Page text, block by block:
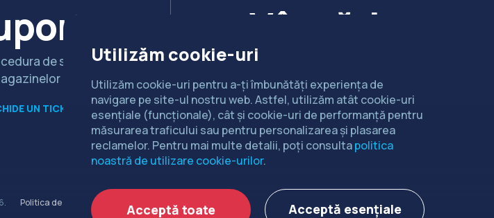
de suport tehnic
Extended
UN TICKET
Vânzări
Dorești să intri în contact cu
departamentul de relații comerciale?
CONTACTEAZĂ-NE
Politica de cookie-uri Politica de confidențialitate
Utilizăm cookie-uri
Utilizăm cookie-uri pentru a-ți îmbunătăți experiența de
navigare pe site-ul nostru web. Astfel, utilizăm atât cookie-uri
esențiale (funcționale), cât și cookie-uri de performanță pentru
măsurarea traficului sau pentru personalizarea și plasarea
reclamelor. Pentru mai multe detalii, poți consultapolitica
noastră de utilizare cookie-urilor.
Acceptă toate Acceptă esențiale